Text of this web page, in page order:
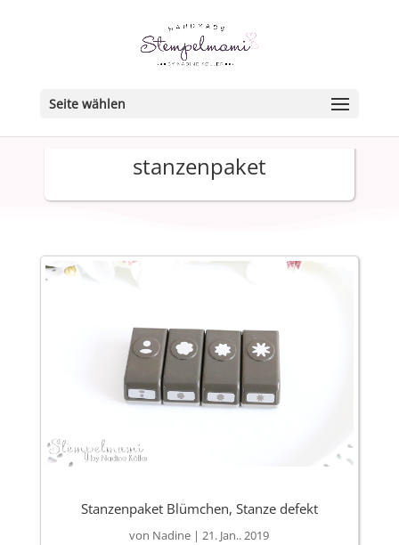
Seite wählen
stanzenpaket
Stanzenpaket Blümchen, Stanze defekt
von Nadine |21. Jan.. 2019